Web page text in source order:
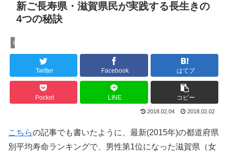
新ご長寿県・滋賀県民が実践する長生きの
4つの秘訣
健康法
Twitter Facebook はてブ
Pocket LINE コピー
2018.02.04 2018.02.02
こちらの記事でも書いたように、最新(2015年)の都道府県
別平均寿命ランキングで、男性第1位になった滋賀県（女